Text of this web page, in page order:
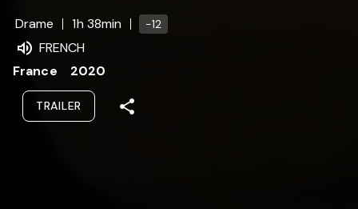
Drame
1h 38min -12
FRENCH
France
2020
TRAILER